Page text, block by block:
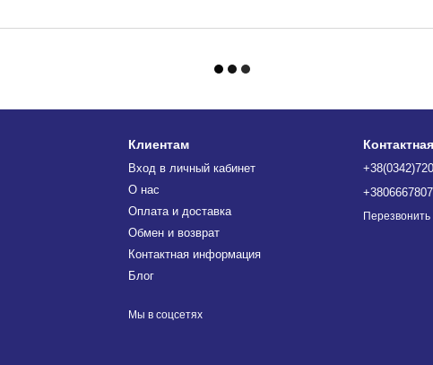
Клиентам
Вход в личный кабинет
О нас
Оплата и доставка
Обмен и возврат
Контактная информация
Блог
Мы в соцсетях